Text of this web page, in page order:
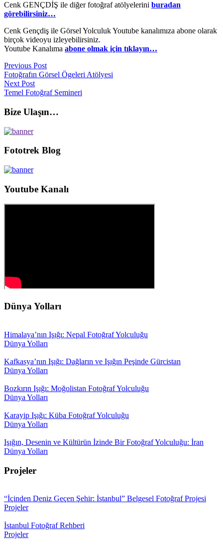
Cenk GENÇDİŞ ile diğer fotoğraf atölyelerini buradan
görebilirsiniz…
Cenk Gençdiş ile Görsel Yolculuk Youtube kanalımıza abone olarak
birçok videoyu izleyebilirsiniz.
Youtube Kanalıma abone olmak için tıklayın…
Previous Post
Fotoğrafın Görsel Ögeleri Atölyesi
Next Post
Temel Fotoğraf Semineri
Bize Ulaşın…
Fototrek Blog
Youtube Kanalı
Dünya Yolları
Himalaya’nın Işığı: Nepal Fotoğraf Yolculuğu
Dünya Yolları
Kafkasya’nın Işığı: Dağların ve Işığın Peşinde Gürcistan
Dünya Yolları
Bozkırın Işığı: Moğolistan Fotoğraf Yolculuğu
Dünya Yolları
Karayip Işığı: Küba Fotoğraf Yolculuğu
Dünya Yolları
Işığın, Desenin ve Kültürün İzinde Bir Fotoğraf Yolculuğu: İran
Dünya Yolları
Projeler
“İçinden Deniz Geçen Şehir: İstanbul” Belgesel Fotoğraf Projesi
Projeler
İstanbul Fotoğraf Rehberi
Projeler